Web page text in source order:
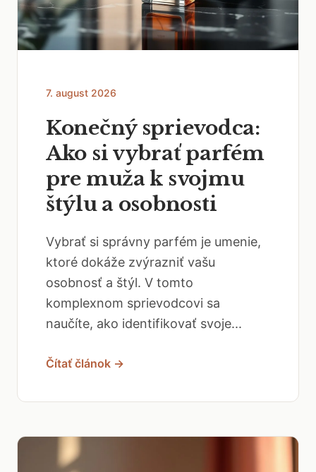
7. august 2026
Konečný sprievodca:
Ako si vybrať parfém
pre muža k svojmu
štýlu a osobnosti
Vybrať si správny parfém je umenie,
ktoré dokáže zvýrazniť vašu
osobnosť a štýl. V tomto
komplexnom sprievodcovi sa
naučíte, ako identifikovať svoje...
Čítať článok →